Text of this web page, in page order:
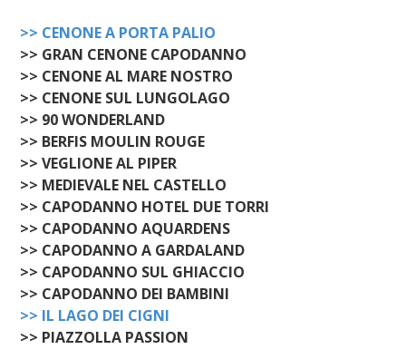
>> CENONE A PORTA PALIO
>> GRAN CENONE CAPODANNO
>> CENONE AL MARE NOSTRO
>> CENONE SUL LUNGOLAGO
>> 90 WONDERLAND
>> BERFIS MOULIN ROUGE
>> VEGLIONE AL PIPER
>> MEDIEVALE NEL CASTELLO
>> CAPODANNO HOTEL DUE TORRI
>> CAPODANNO AQUARDENS
>> CAPODANNO A GARDALAND
>> CAPODANNO SUL GHIACCIO
>> CAPODANNO DEI BAMBINI
>> IL LAGO DEI CIGNI
>> PIAZZOLLA PASSION